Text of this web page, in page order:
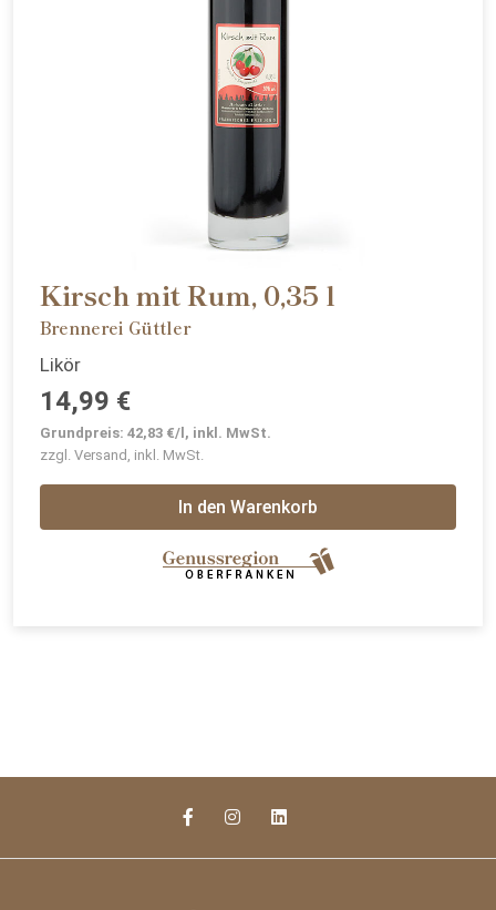
Kirsch mit Rum, 0,35 l
Brennerei Güttler
Likör
14,99 €
Grundpreis: 42,83 €/l, inkl. MwSt.
zzgl. Versand, inkl. MwSt.
In den Warenkorb